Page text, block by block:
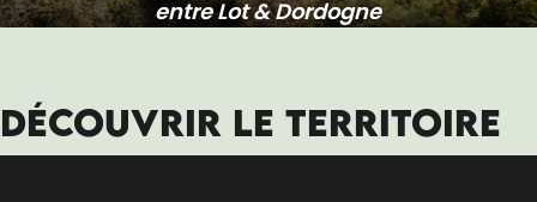
entre Lot & Dordogne
DÉCOUVRIR LE TERRITOIRE